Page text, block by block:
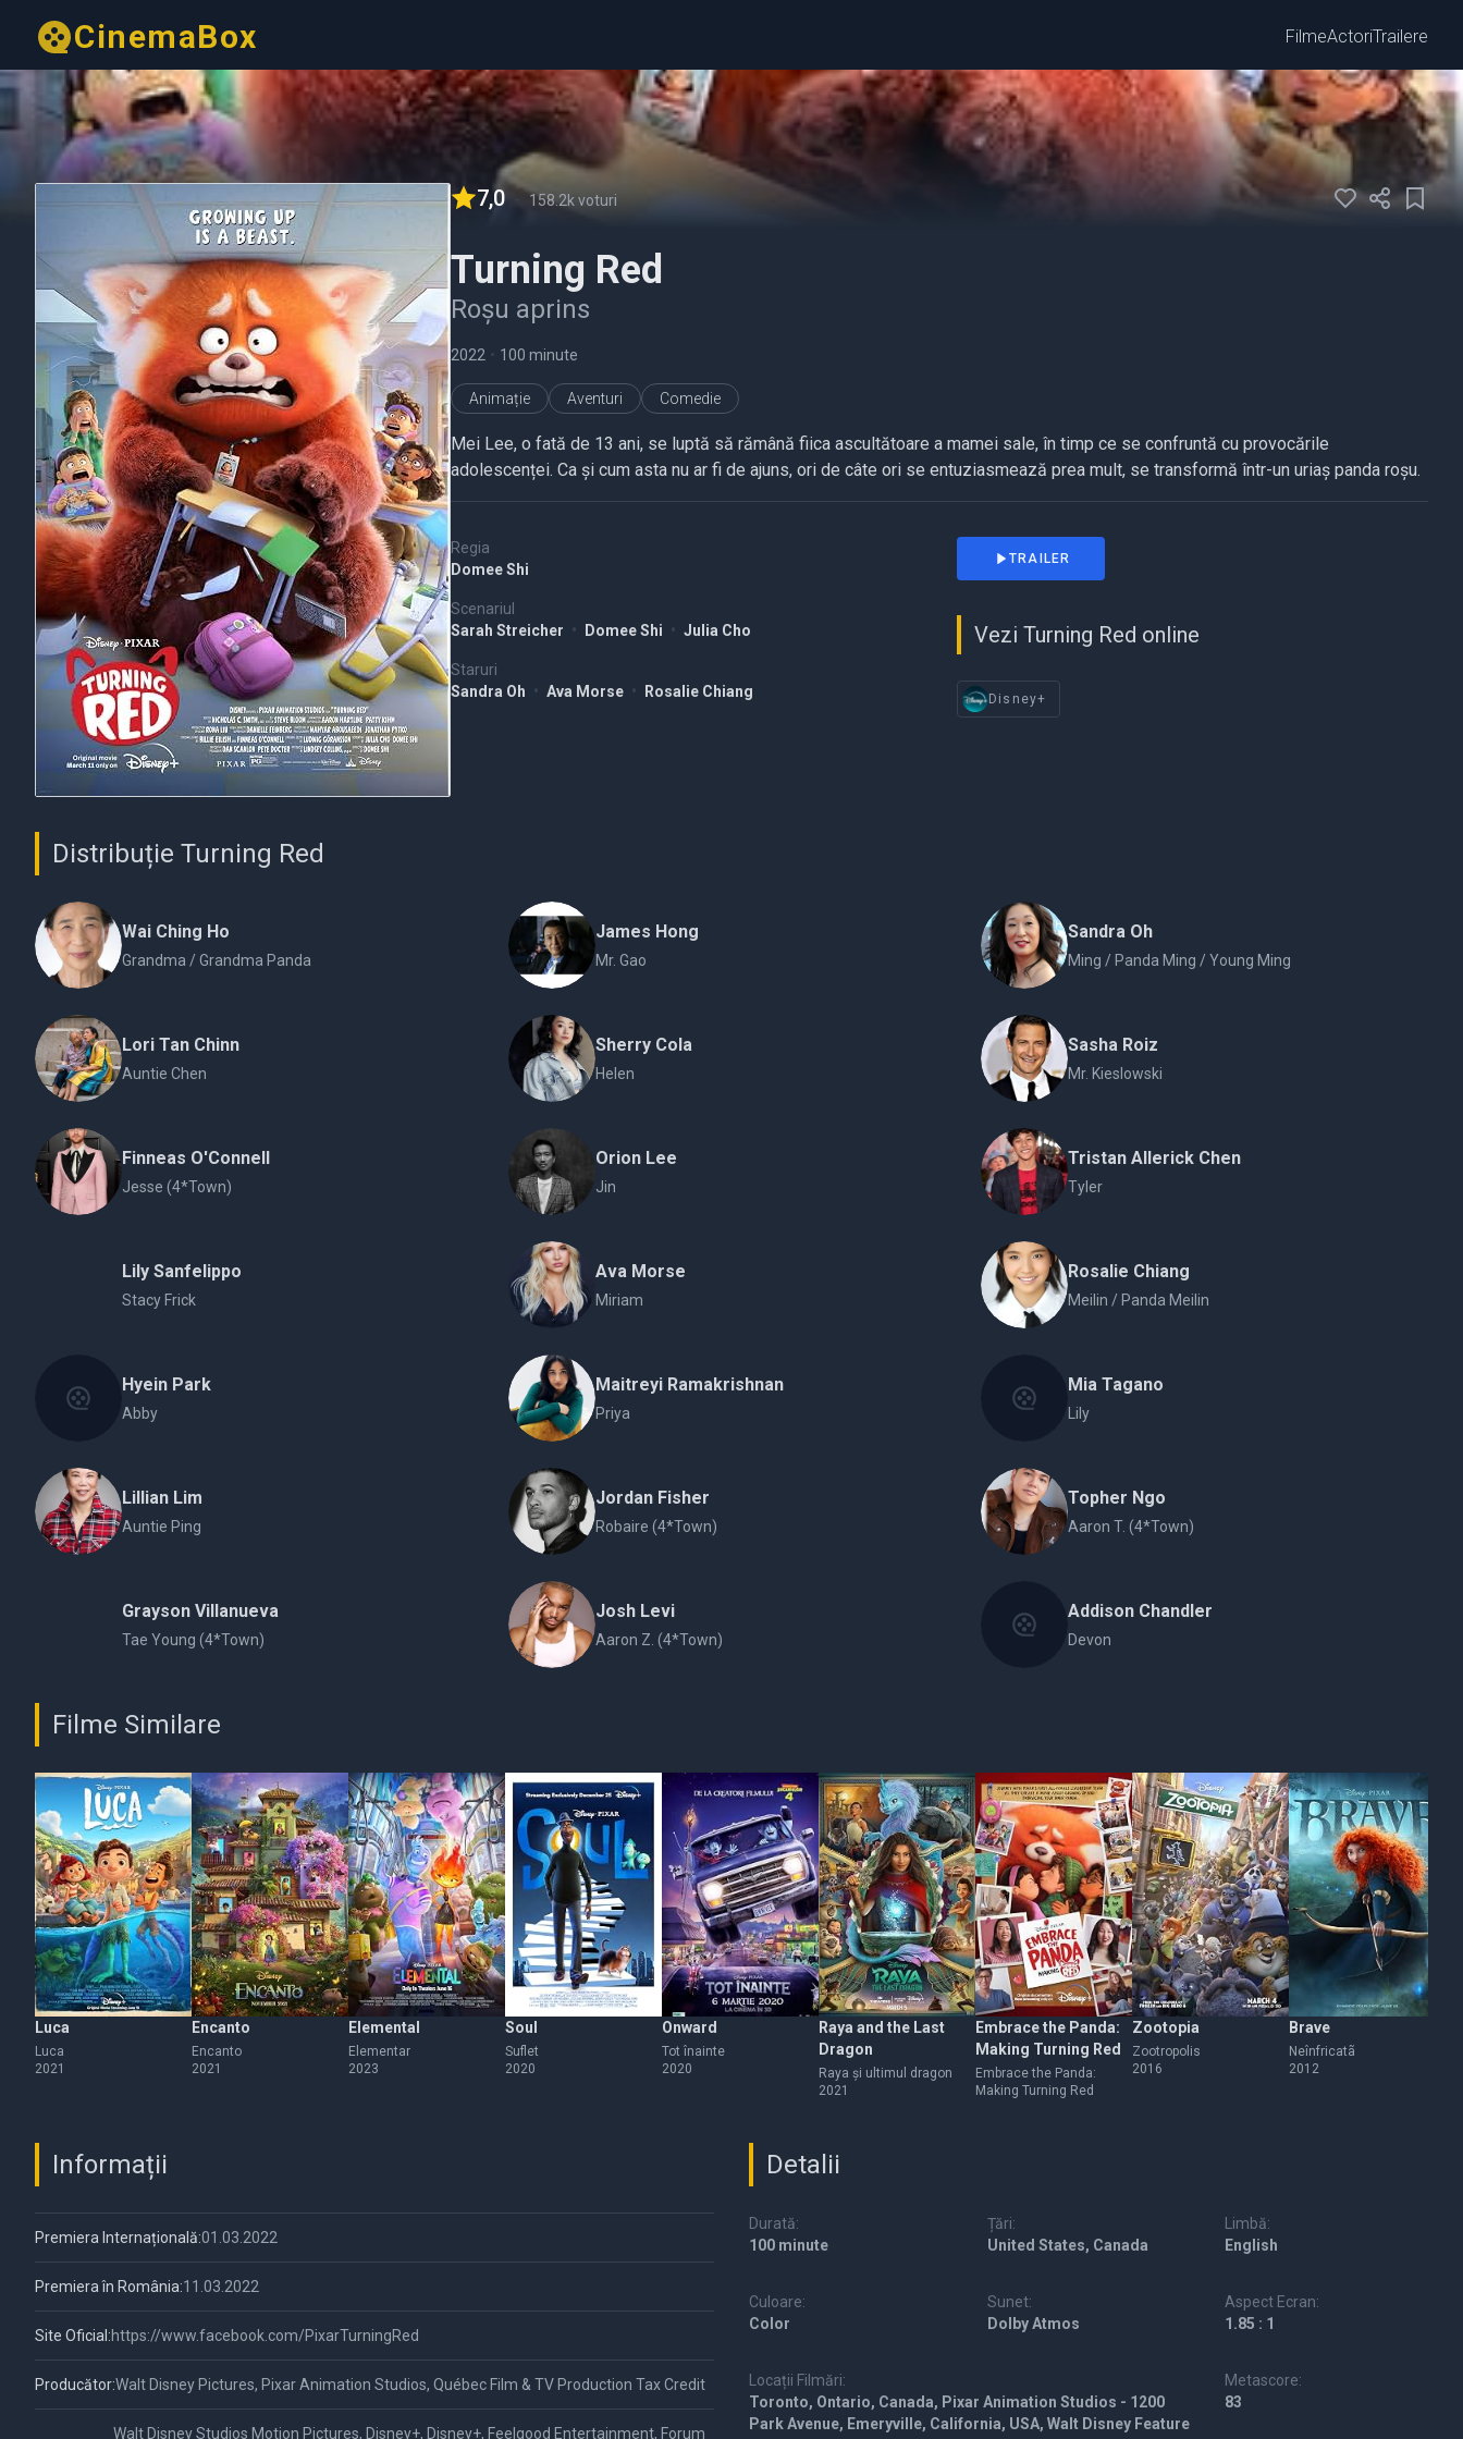
CinemaBox FilmeActoriTrailere
7,0 - 158.2k voturi
Turning Red
Roșu aprins
2022 • 100 minute
Animație Aventuri Comedie
Mei Lee, o fată de 13 ani, se luptă să rămână fiica ascultătoare a mamei sale, în timp ce se confruntă cu provocările
adolescenței. Ca și cum asta nu ar fi de ajuns, ori de câte ori se entuziasmează prea mult, se transformă într-un uriaș panda roșu.
Regia
Domee Shi
Scenariul
Sarah Streicher • Domee Shi • Julia Cho
Staruri
Sandra Oh • Ava Morse • Rosalie Chiang
TRAILER
Vezi Turning Red online
Disney+
Distribuție Turning Red
Wai Ching Ho
Grandma / Grandma Panda
James Hong
Mr. Gao
Sandra Oh
Ming / Panda Ming / Young Ming
Lori Tan Chinn
Auntie Chen
Sherry Cola
Helen
Sasha Roiz
Mr. Kieslowski
Finneas O'Connell
Jesse (4*Town)
Orion Lee
Jin
Tristan Allerick Chen
Tyler
Lily Sanfelippo
Stacy Frick
Ava Morse
Miriam
Rosalie Chiang
Meilin / Panda Meilin
Hyein Park
Abby
Maitreyi Ramakrishnan
Priya
Mia Tagano
Lily
Lillian Lim
Auntie Ping
Jordan Fisher
Robaire (4*Town)
Topher Ngo
Aaron T. (4*Town)
Grayson Villanueva
Tae Young (4*Town)
Josh Levi
Aaron Z. (4*Town)
Addison Chandler
Devon
Filme Similare
Luca
Luca
2021
Encanto
Encanto
2021
Elemental
Elementar
2023
Soul
Suflet
2020
Onward
Tot înainte
2020
Raya and the Last
Dragon
Raya și ultimul dragon
2021
Embrace the Panda:
Making Turning Red
Embrace the Panda:
Making Turning Red
Zootopia
Zootropolis
2016
Brave
Neînfricatã
2012
Informații
Premiera Internațională:01.03.2022
Premiera în România:11.03.2022
Site Oficial:https://www.facebook.com/PixarTurningRed
Producător:Walt Disney Pictures, Pixar Animation Studios, Québec Film & TV Production Tax Credit
Walt Disney Studios Motion Pictures, Disney+, Disney+, Feelgood Entertainment, Forum
Detalii
Durată:
100 minute
Țări:
United States, Canada
Limbă:
English
Culoare:
Color
Sunet:
Dolby Atmos
Aspect Ecran:
1.85 : 1
Locații Filmări:
Toronto, Ontario, Canada, Pixar Animation Studios - 1200
Park Avenue, Emeryville, California, USA, Walt Disney Feature
Metascore:
83